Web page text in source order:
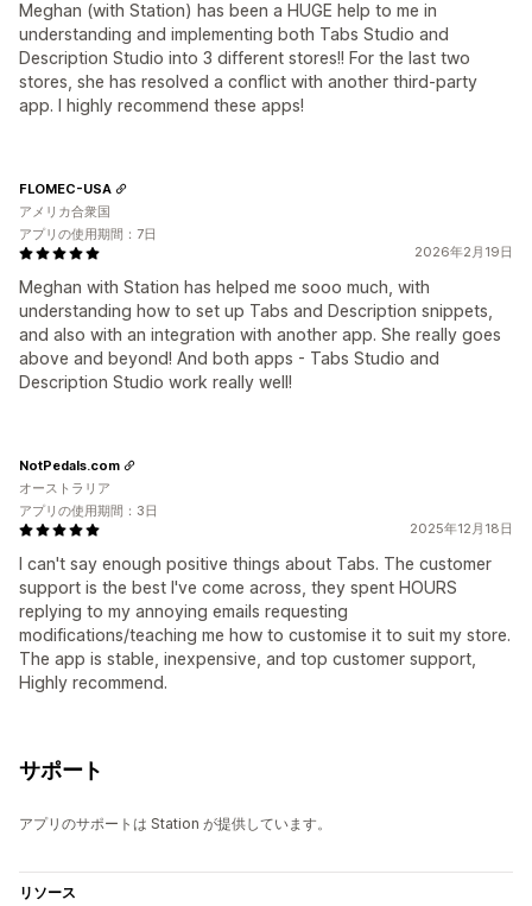
Meghan (with Station) has been a HUGE help to me in
understanding and implementing both Tabs Studio and
Description Studio into 3 different stores!! For the last two
stores, she has resolved a conflict with another third-party
app. I highly recommend these apps!
2026年2月19日
Meghan with Station has helped me sooo much, with
understanding how to set up Tabs and Description snippets,
and also with an integration with another app. She really goes
above and beyond! And both apps - Tabs Studio and
Description Studio work really well!
FLOMEC-USA
アメリカ合衆国
アプリの使用期間：7日
2025年12月18日
I can't say enough positive things about Tabs. The customer
support is the best I've come across, they spent HOURS
replying to my annoying emails requesting
modifications/teaching me how to customise it to suit my store.
The app is stable, inexpensive, and top customer support,
Highly recommend.
NotPedals.com
オーストラリア
アプリの使用期間：3日
サポート
アプリのサポートは Station が提供しています。
リソース